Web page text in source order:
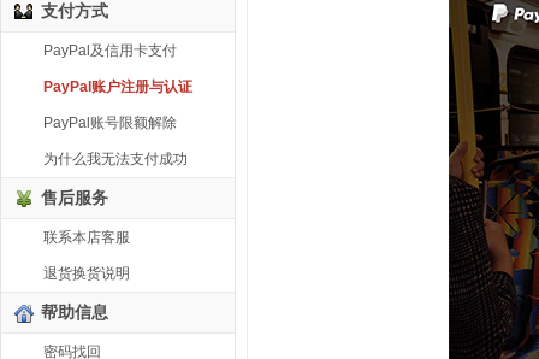
支付方式
PayPal及信用卡支付
PayPal账户注册与认证
PayPal账号限额解除
为什么我无法支付成功
售后服务
联系本店客服
退货换货说明
帮助信息
密码找回